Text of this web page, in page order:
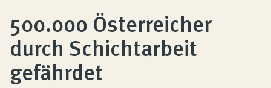
Kundenbewertungen
Produktberatung
500.000 Österreicher
durch Schichtarbeit
gefährdet